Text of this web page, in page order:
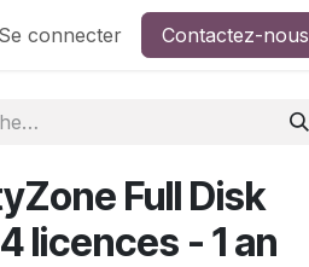
Se connecter Contactez-nous
Full Disk
licences - 1 an